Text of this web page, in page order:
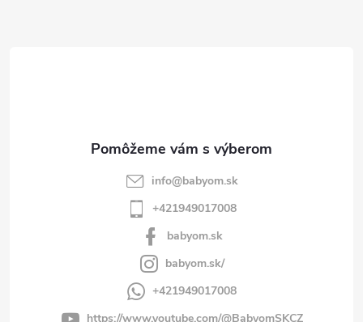
info@babyom.sk
+421949017008
babyom.sk
babyom.sk/
+421949017008
https://www.youtube.com/@BabyomSKCZ